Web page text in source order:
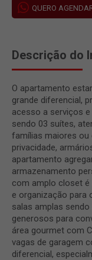
QUERO
Descrição do
O apartamento
grande diferencial,
acesso a serviços
sendo 03 suítes,
famílias maiores
privacidade,
apartamento
armazenamento
com amplo closet é
e organização para
salas amplas
generosos para
área gourmet com
vagas de garagem
diferencial,